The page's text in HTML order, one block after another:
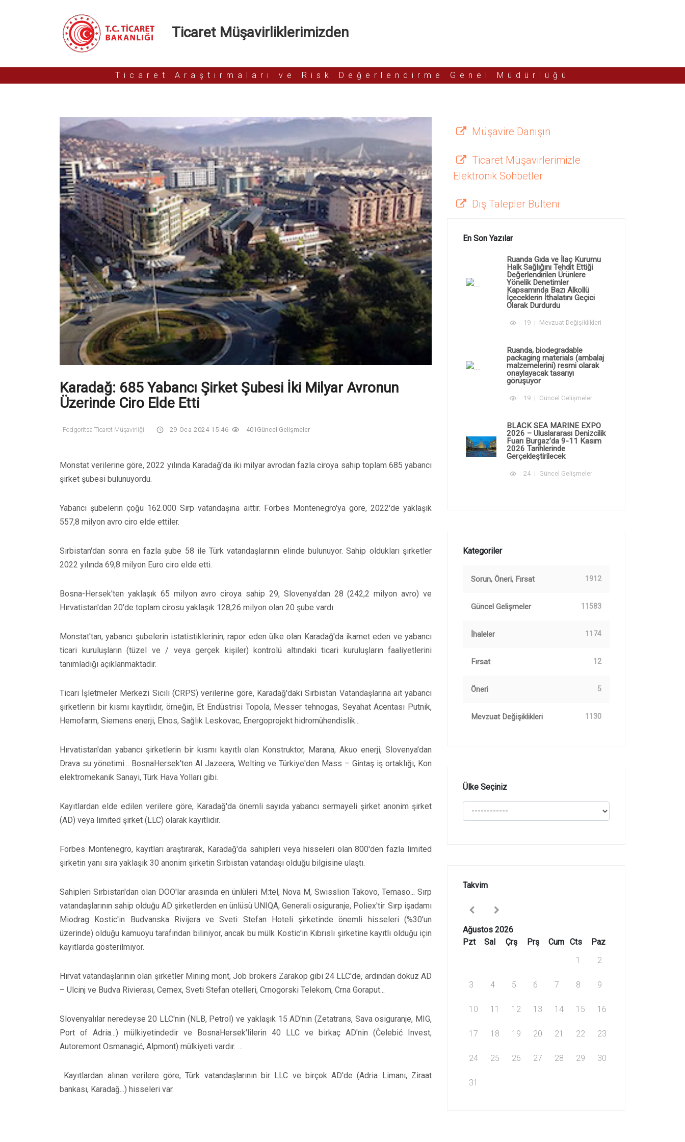
Ticaret Müşavirliklerimizden
Ticaret Araştırmaları ve Risk Değerlendirme Genel Müdürlüğü
Karadağ: 685 Yabancı Şirket Şubesi İki Milyar Avronun
Üzerinde Ciro Elde Etti
Podgoritsa Ticaret Müşavirliği 29 Oca 2024 15:46 401 Güncel Gelişmeler
Monstat verilerine göre, 2022 yılında Karadağ'da iki milyar avrodan fazla ciroya sahip toplam 685 yabancı
şirket şubesi bulunuyordu.
Yabancı şubelerin çoğu 162.000 Sırp vatandaşına aittir. Forbes Montenegro'ya göre, 2022'de yaklaşık
557,8 milyon avro ciro elde ettiler.
Sırbistan'dan sonra en fazla şube 58 ile Türk vatandaşlarının elinde bulunuyor. Sahip oldukları şirketler
2022 yılında 69,8 milyon Euro ciro elde etti.
Bosna-Hersek'ten yaklaşık 65 milyon avro ciroya sahip 29, Slovenya'dan 28 (242,2 milyon avro) ve
Hırvatistan'dan 20'de toplam cirosu yaklaşık 128,26 milyon olan 20 şube vardı.
Monstat'tan, yabancı şubelerin istatistiklerinin, rapor eden ülke olan Karadağ'da ikamet eden ve yabancı
ticari kuruluşların (tüzel ve / veya gerçek kişiler) kontrolü altındaki ticari kuruluşların faaliyetlerini
tanımladığı açıklanmaktadır.
Ticari İşletmeler Merkezi Sicili (CRPS) verilerine göre, Karadağ'daki Sırbistan Vatandaşlarına ait yabancı
şirketlerin bir kısmı kayıtlıdır, örneğin, Et Endüstrisi Topola, Messer tehnogas, Seyahat Acentası Putnik,
Hemofarm, Siemens enerji, Elnos, Sağlık Leskovac, Energoprojekt hidromühendislik...
Hırvatistan'dan yabancı şirketlerin bir kısmı kayıtlı olan Konstruktor, Marana, Akuo enerji, Slovenya'dan
Drava su yönetimi... BosnaHersek'ten Al Jazeera, Welting ve Türkiye'den Mass – Gintaş iş ortaklığı, Kon
elektromekanik Sanayi, Türk Hava Yolları gibi.
Kayıtlardan elde edilen verilere göre, Karadağ'da önemli sayıda yabancı sermayeli şirket anonim şirket
(AD) veya limited şirket (LLC) olarak kayıtlıdır.
Forbes Montenegro, kayıtları araştırarak, Karadağ'da sahipleri veya hisseleri olan 800'den fazla limited
şirketin yanı sıra yaklaşık 30 anonim şirketin Sırbistan vatandaşı olduğu bilgisine ulaştı.
Sahipleri Sırbistan'dan olan DOO'lar arasında en ünlüleri M:tel, Nova M, Swisslion Takovo, Temaso... Sırp
vatandaşlarının sahip olduğu AD şirketlerden en ünlüsü UNIQA, Generali osiguranje, Poliex'tir. Sırp işadamı
Miodrag Kostic'in Budvanska Rivijera ve Sveti Stefan Hoteli şirketinde önemli hisseleri (%30'un
üzerinde) olduğu kamuoyu tarafından biliniyor, ancak bu mülk Kostic'in Kıbrıslı şirketine kayıtlı olduğu için
kayıtlarda gösterilmiyor.
Hırvat vatandaşlarının olan şirketler Mining mont, Job brokers Zarakop gibi 24 LLC'de, ardından dokuz AD
– Ulcinj ve Budva Rivierası, Cemex, Sveti Stefan otelleri, Crnogorski Telekom, Crna Goraput...
Slovenyalılar neredeyse 20 LLC'nin (NLB, Petrol) ve yaklaşık 15 AD'nin (Zetatrans, Sava osiguranje, MIG,
Port of Adria...) mülkiyetindedir ve BosnaHersek'lilerin 40 LLC ve birkaç AD'nin (Čelebić Invest,
Autoremont Osmanagić, Alpmont) mülkiyeti vardır. …
Kayıtlardan alınan verilere göre, Türk vatandaşlarının bir LLC ve birçok AD'de (Adria Limanı, Ziraat
bankası, Karadağ...) hisseleri var.
Müşavire Danışın
Ticaret Müşavirlerimizle
Elektronik Sohbetler
Dış Talepler Bülteni
En Son Yazılar
Ruanda Gıda ve İlaç Kurumu
Halk Sağlığını Tehdit Ettiği
Değerlendirilen Ürünlere
Yönelik Denetimler
Kapsamında Bazı Alkollü
İçeceklerin İthalatını Geçici
Olarak Durdurdu
19 Mevzuat Değişiklikleri
Ruanda, biodegradable
packaging materials (ambalaj
malzemelerini) resmi olarak
onaylayacak tasarıyı
görüşüyor
19 Güncel Gelişmeler
BLACK SEA MARINE EXPO
2026 – Uluslararası Denizcilik
Fuarı Burgaz'da 9-11 Kasım
2026 Tarihlerinde
Gerçekleştirilecek
24 Güncel Gelişmeler
Kategoriler
Sorun, Öneri, Fırsat 1912
Güncel Gelişmeler 11583
İhaleler 1174
Fırsat 12
Öneri 5
Mevzuat Değişiklikleri 1130
Ülke Seçiniz
Takvim
Ağustos 2026
Pzt
Sal Çrş Prş Cum Cts
Paz
1
2
3 4 5 6 7 8 9
10 11 12 13 14 15 16
17 18 19 20 21 22 23
24 25 26 27 28 29 30
31